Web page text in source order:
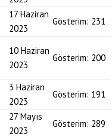
17 Haziran
2023
Gösterim: 231
10 Haziran
2023
Gösterim: 200
3 Haziran
2023
Gösterim: 191
27 Mayıs
2023
Gösterim: 289